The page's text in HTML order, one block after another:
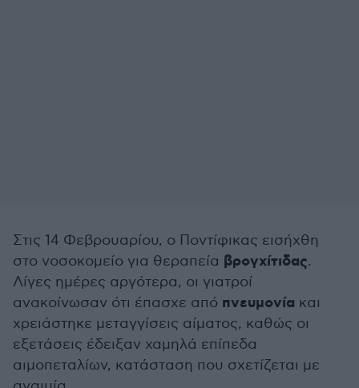
Στις 14 Φεβρουαρίου, ο Ποντίφικας εισήχθη
στο νοσοκομείο για θεραπεία βρογχίτιδας.
Λίγες ημέρες αργότερα, οι γιατροί
ανακοίνωσαν ότι έπασχε από πνευμονία και
χρειάστηκε μεταγγίσεις αίματος, καθώς οι
εξετάσεις έδειξαν χαμηλά επίπεδα
αιμοπεταλίων, κατάσταση που σχετίζεται με